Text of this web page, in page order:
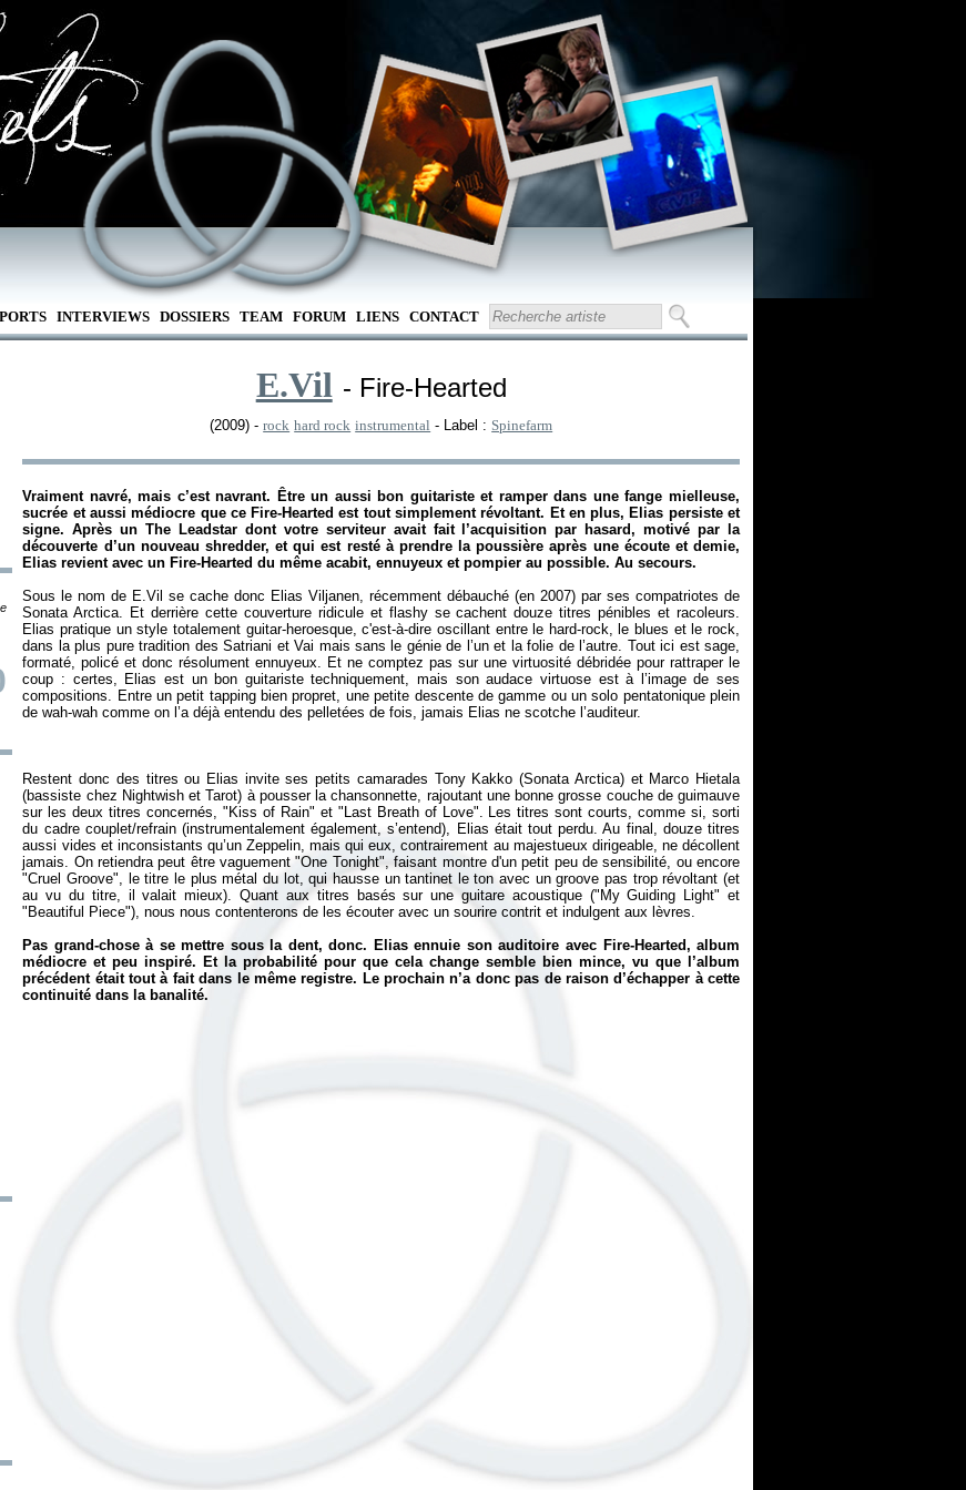
INTERVIEWS DOSSIERS TEAM FORUM LIENS CONTACT
E.Vil - Fire-Hearted
(2009) -rock hard rock instrumental - Label : Spinefarm
Vraiment navré, mais c’est navrant. Être un aussi bon guitariste et ramper dans une fange mielleuse,
sucrée et aussi médiocre que ce Fire-Hearted est tout simplement révoltant. Et en plus, Elias persiste et
signe. Après unThe Leadstar dont votre serviteur avait fait l’acquisition par hasard, motivé par la
découverte d’un nouveau shredder, et qui est resté à prendre la poussière après une écoute et demie,
Elias revient avec un Fire-Hearted du même acabit, ennuyeux et pompier au possible. Au secours.
Sous le nom de E.Vil se cache donc Elias Viljanen, récemment débauché (en 2007) par ses compatriotes de
Sonata Arctica. Et derrière cette couverture ridicule et flashy se cachent douze titres pénibles et racoleurs.
Elias pratique un style totalement guitar-heroesque, c'est-à-dire oscillant entre le hard-rock, le blues et le rock,
dans la plus pure tradition des Satriani et Vai mais sans le génie de l’un et la folie de l’autre. Tout ici est sage,
formaté, policé et donc résolument ennuyeux. Et ne comptez pas sur une virtuosité débridée pour rattraper le
coup : certes, Elias est un bon guitariste techniquement, mais son audace virtuose est à l’image de ses
compositions. Entre un petit tapping bien propret, une petite descente de gamme ou un solo pentatonique plein
Restent donc des titres ou Elias invite ses petits camarades Tony Kakko (Sonata Arctica) et Marco Hietala
(bassiste chez Nightwish et Tarot) à pousser la chansonnette, rajoutant une bonne grosse couche de guimauve
sur les deux titres concernés, "Kiss of Rain" et "Last Breath of Love". Les titres sont courts, comme si, sorti
du cadre couplet/refrain (instrumentalement également, s’entend), Elias était tout perdu. Au final, douze titres
aussi vides et inconsistants qu’un Zeppelin, mais qui eux, contrairement au majestueux dirigeable, ne décollent
jamais. On retiendra peut être vaguement "One Tonight", faisant montre d'un petit peu de sensibilité, ou encore
"Cruel Groove", le titre le plus métal du lot, qui hausse un tantinet le ton avec un groove pas trop révoltant (et
au vu du titre, il valait mieux). Quant aux titres basés sur une guitare acoustique ("My Guiding Light" et
"Beautiful Piece"), nous nous contenterons de les écouter avec un sourire contrit et indulgent aux lèvres.
Pas grand-chose à se mettre sous la dent, donc. Elias ennuie son auditoire avec Fire-Hearted, album
médiocre et peu inspiré. Et la probabilité pour que cela change semble bien mince, vu que l’album
précédent était tout à fait dans le même registre. Le prochain n’a donc pas de raison d’échapper à cette
continuité dans la banalité.